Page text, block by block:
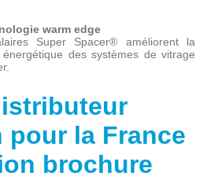
warm edge
Super Spacer® améliorent la
énergétique des systèmes de vitrage
pour la France
brochure